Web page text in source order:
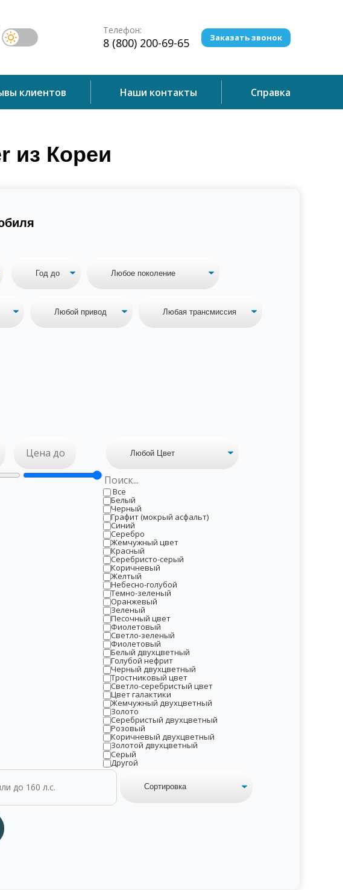
Телефон:
8 (800) 200-69-65 Заказать звонок
клиентов Наши контакты Справка
из Кореи
Все
Белый
Черный
Графит (мокрый асфальт)
Синий
Серебро
Жемчужный цвет
Красный
Серебристо-серый
Коричневый
Желтый
Небесно-голубой
Темно-зеленый
Оранжевый
Зеленый
Песочный цвет
Фиолетовый
Светло-зеленый
Фиолетовый
Белый двухцветный
Голубой нефрит
Черный двухцветный
Тростниковый цвет
Светло-серебристый цвет
Цвет галактики
Жемчужный двухцветный
Золото
Серебристый двухцветный
Розовый
Коричневый двухцветный
Золотой двухцветный
Серый
Другой
до 160 л.с.